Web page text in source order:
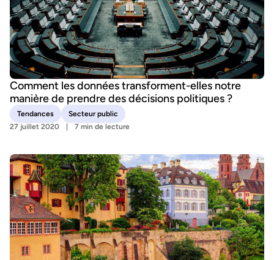
Comment les données transforment-elles notre
manière de prendre des décisions politiques ?
Tendances
Secteur public
27 juillet 2020
7 min de lecture